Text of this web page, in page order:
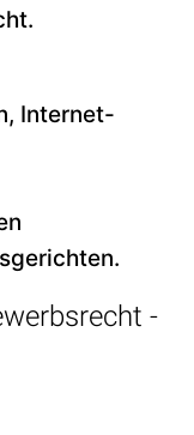
Internet-
-